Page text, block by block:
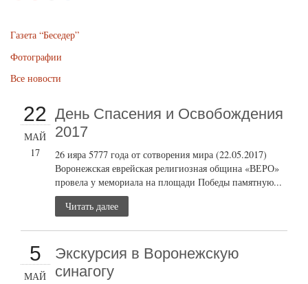
Газета “Беседер”
Фотографии
Все новости
22
МАЙ
17
День Спасения и Освобождения
2017
26 ияра 5777 года от сотворения мира (22.05.2017)
Воронежская еврейская религиозная община «ВЕРО»
провела у мемориала на площади Победы памятную...
Читать далее
5
МАЙ
Экскурсия в Воронежскую
синагогу